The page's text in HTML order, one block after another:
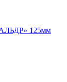
125мм